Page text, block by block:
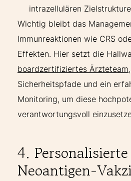
intrazellulären
Wichtig bleibt das
Immunreaktionen wie CRS
Effekten. Hier setzt die
boardzertifiziertes Ärzteteam
Sicherheitspfade und ein
Monitoring, um diese
verantwortungsvoll
4.
Neoantigen-